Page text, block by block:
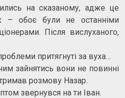
на сказаному, адже це
– обоє були не останніми
Після вислуханого,
притягнуті за вуха…
зайнятись вони не повинні
розмову Назар.
звернувся на ти Іван.